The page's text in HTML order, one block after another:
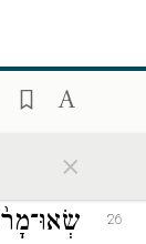
×
26